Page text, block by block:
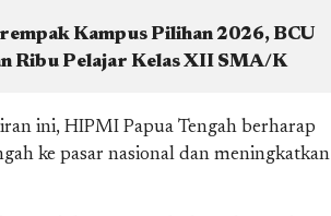
Kampus Pilihan 2026, BCU
Ribu Pelajar Kelas XII SMA/K
ini, HIPMI Papua Tengah berharap
ke pasar nasional dan meningkatkan